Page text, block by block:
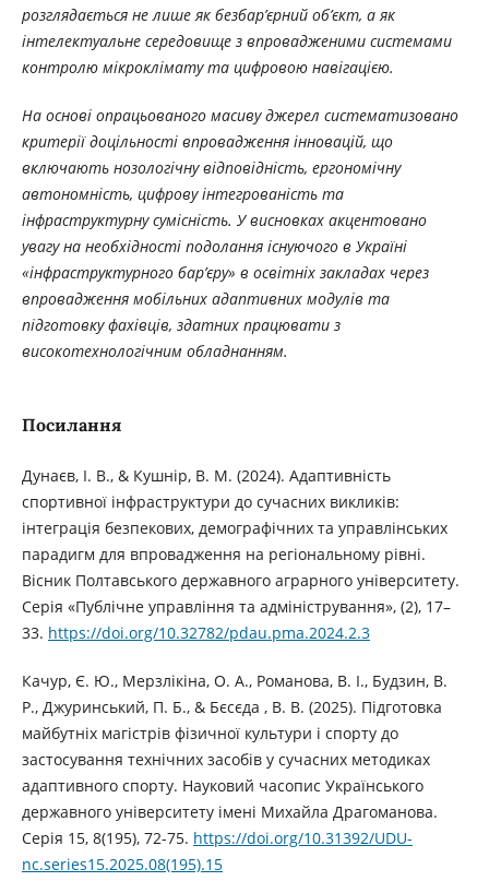
розглядається не лише як безбар’єрний об’єкт, а як
інтелектуальне середовище з впровадженими системами
контролю мікроклімату та цифровою навігацією.
На основі опрацьованого масиву джерел систематизовано
критерії доцільності впровадження інновацій, що
включають нозологічну відповідність, ергономічну
автономність, цифрову інтегрованість та
інфраструктурну сумісність. У висновках акцентовано
увагу на необхідності подолання існуючого в Україні
«інфраструктурного бар’єру» в освітніх закладах через
впровадження мобільних адаптивних модулів та
підготовку фахівців, здатних працювати з
високотехнологічним обладнанням.
Посилання
Дунаєв, І. В., & Кушнір, В. М. (2024). Адаптивність
спортивної інфраструктури до сучасних викликів:
інтеграція безпекових, демографічних та управлінських
парадигм для впровадження на регіональному рівні.
Вісник Полтавського державного аграрного університету.
Серія «Публічне управління та адміністрування», (2), 17–
33. https://doi.org/10.32782/pdau.pma.2024.2.3
Качур, Є. Ю., Мерзлікіна, О. А., Романова, В. І., Будзин, В.
Р., Джуринський, П. Б., & Бєсєда , В. В. (2025). Підготовка
майбутніх магістрів фізичної культури і спорту до
застосування технічних засобів у сучасних методиках
адаптивного спорту. Науковий часопис Українського
державного університету імені Михайла Драгоманова.
Серія 15, 8(195), 72-75. https://doi.org/10.31392/UDU-
nc.series15.2025.08(195).15